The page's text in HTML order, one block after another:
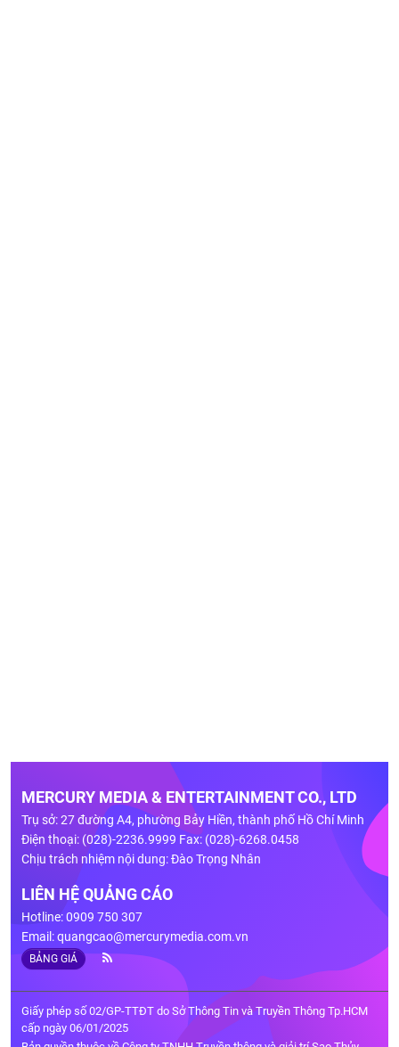
MERCURY MEDIA & ENTERTAINMENT CO., LTD
Trụ sở: 27 đường A4, phường Bảy Hiền, thành phố Hồ Chí Minh
Điện thoại: (028)-2236.9999 Fax: (028)-6268.0458
Chịu trách nhiệm nội dung: Đào Trọng Nhân
LIÊN HỆ QUẢNG CÁO
Hotline: 0909 750 307
Email:quangcao@mercurymedia.com.vn
BẢNG GIÁ
Giấy phép số 02/GP-TTĐT do Sở Thông Tin và Truyền Thông Tp.HCM
cấp ngày 06/01/2025